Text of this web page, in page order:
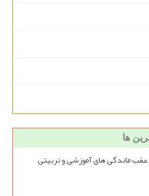
ها
ماندگی های آموزشی و تربیتی